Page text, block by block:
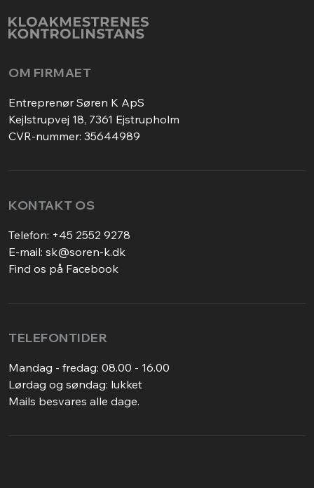
OM FIRMAET
Entreprenør Søren K ApS
Kejlstrupvej 18, 7361 Ejstrupholm
CVR-nummer: 35644989
KONTAKT OS
Telefon: +45 2552 9278
E-mail:sk@soren-k.dk
Find os på Facebook
TELEFONTIDER
Mandag - fredag: 08.00 - 16.00
Lørdag og søndag: lukket
Mails besvares alle dage.